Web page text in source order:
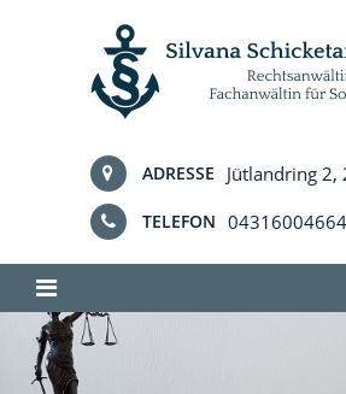
ADRESSE Jütlandring 2,
TELEFON